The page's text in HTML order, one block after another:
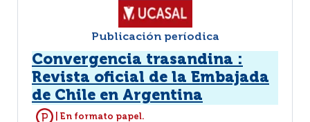
Publicación períodica
Convergencia trasandina :
Revista oficial de la Embajada
de Chile en Argentina
| En formato papel.